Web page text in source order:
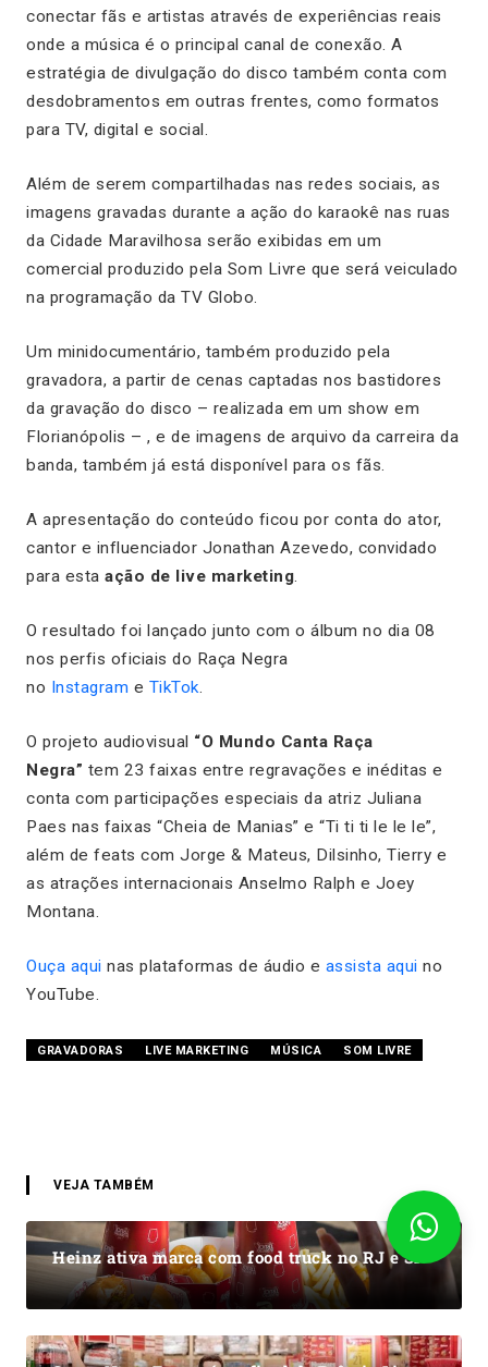
conectar fãs e artistas através de experiências reais
onde a música é o principal canal de conexão. A
estratégia de divulgação do disco também conta com
desdobramentos em outras frentes, como formatos
para TV, digital e social.
Além de serem compartilhadas nas redes sociais, as
imagens gravadas durante a ação do karaokê nas ruas
da Cidade Maravilhosa serão exibidas em um
comercial produzido pela Som Livre que será veiculado
na programação da TV Globo.
Um minidocumentário, também produzido pela
gravadora, a partir de cenas captadas nos bastidores
da gravação do disco – realizada em um show em
Florianópolis – , e de imagens de arquivo da carreira da
banda, também já está disponível para os fãs.
A apresentação do conteúdo ficou por conta do ator,
cantor e influenciador Jonathan Azevedo, convidado
para esta ação de live marketing.
O resultado foi lançado junto com o álbum no dia 08
nos perfis oficiais do Raça Negra
no Instagram e TikTok.
O projeto audiovisual “O Mundo Canta Raça
Negra” tem 23 faixas entre regravações e inéditas e
conta com participações especiais da atriz Juliana
Paes nas faixas “Cheia de Manias” e “Ti ti ti le le le”,
além de feats com Jorge & Mateus, Dilsinho, Tierry e
as atrações internacionais Anselmo Ralph e Joey
Montana.
Ouça aqui nas plataformas de áudio e assista aqui no
YouTube.
GRAVADORAS LIVE MARKETING MÚSICA SOM LIVRE
VEJA TAMBÉM
Heinz ativa marca com food truck no RJ e SP